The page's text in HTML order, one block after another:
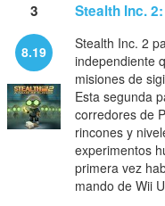
3 Stealth Inc.
8.19
Stealth Inc. 2
independiente
misiones de
Esta segunda
corredores de
rincones y
experimentos
primera vez
mando de Wii